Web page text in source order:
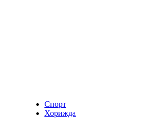
Спорт
Хорижда